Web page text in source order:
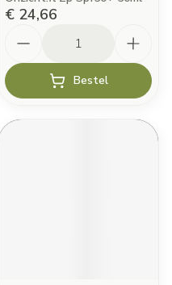
€ 24,66
Bestel